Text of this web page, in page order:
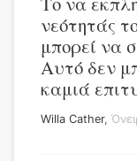
νεότητάς
μπορεί να
Αυτό δεν
καμιά
Willa Cather,